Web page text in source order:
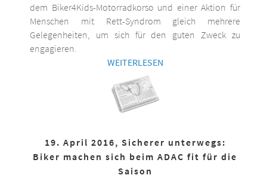
dem Biker4Kids-Motorradkorso und einer Aktion für
Menschen mit Rett-Syndrom gleich mehrere
Gelegenheiten, um sich für den guten Zweck zu
engagieren.
WEITERLESEN
19. April 2016, Sicherer unterwegs:
Biker machen sich beim ADAC fit für die
Saison